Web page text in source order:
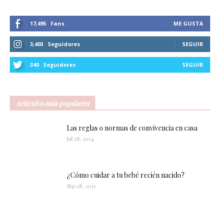
17,495 Fans ME GUSTA
3,403 Seguidores SEGUIR
340 Seguidores SEGUIR
Artículos más populares
Las reglas o normas de convivencia en casa
Jul 28, 2014
¿Cómo cuidar a tu bebé recién nacido?
Sep 28, 2012